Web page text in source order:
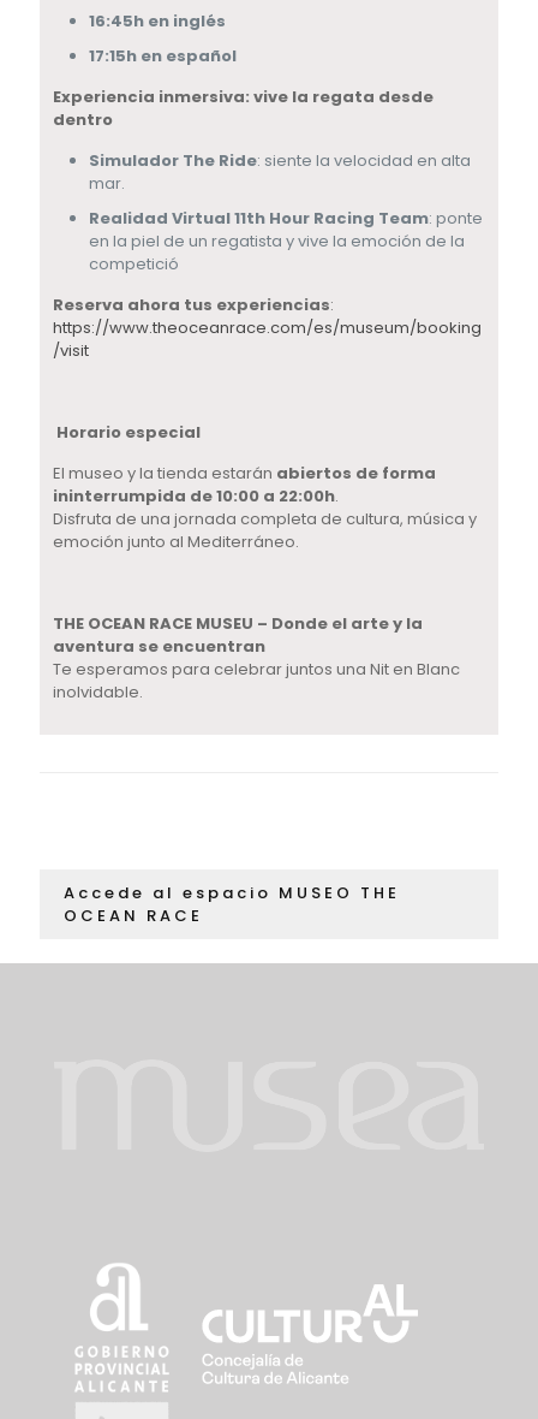
16:45h en inglés
17:15h en español
Experiencia inmersiva: vive la regata desde
dentro
Simulador The Ride: siente la velocidad en alta
mar.
Realidad Virtual 11th Hour Racing Team: ponte
en la piel de un regatista y vive la emoción de la
competició
Reserva ahora tus experiencias:
https://www.theoceanrace.com/es/museum/booking
/visit
Horario especial
El museo y la tienda estarán abiertos de forma
ininterrumpida de 10:00 a 22:00h.
Disfruta de una jornada completa de cultura, música y
emoción junto al Mediterráneo.
THE OCEAN RACE MUSEU – Donde el arte y la
aventura se encuentran
Te esperamos para celebrar juntos una Nit en Blanc
inolvidable.
Accede al espacio MUSEO THE
OCEAN RACE